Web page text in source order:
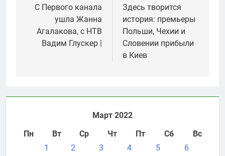
по
записям
С Первого канала
ушла Жанна
Агалакова, с НТВ
Вадим Глускер |
Здесь творится
история: премьеры
Польши, Чехии и
Словении прибыли
в Киев
Март 2022
Пн
Вт Ср Чт Пт Сб
Вс
1
2 3 4 5
6